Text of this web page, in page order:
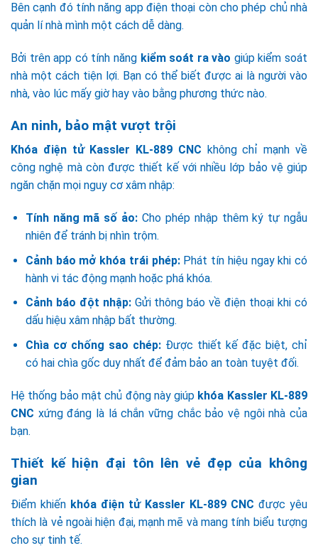
Bên cạnh đó tính năng app điện thoại còn cho phép chủ nhà
quản lí nhà mình một cách dễ dàng.
Bởi trên app có tính năng kiểm soát ra vào giúp kiểm soát
nhà một cách tiện lợi. Bạn có thể biết được ai là người vào
nhà, vào lúc mấy giờ hay vào bằng phương thức nào.
An ninh, bảo mật vượt trội
Khóa điện tử Kassler KL-889 CNC không chỉ mạnh về
công nghệ mà còn được thiết kế với nhiều lớp bảo vệ giúp
ngăn chặn mọi nguy cơ xâm nhập:
Tính năng mã số ảo: Cho phép nhập thêm ký tự ngẫu
nhiên để tránh bị nhìn trộm.
Cảnh báo mở khóa trái phép:Phát tín hiệu ngay khi có
hành vi tác động mạnh hoặc phá khóa.
Cảnh báo đột nhập:Gửi thông báo về điện thoại khi có
dấu hiệu xâm nhập bất thường.
Chìa cơ chống sao chép:Được thiết kế đặc biệt, chỉ
có hai chìa gốc duy nhất để đảm bảo an toàn tuyệt đối.
Hệ thống bảo mật chủ động này giúp khóa Kassler KL-889
CNC xứng đáng là lá chắn vững chắc bảo vệ ngôi nhà của
bạn.
Thiết kế hiện đại tôn lên vẻ đẹp của không
gian
Điểm khiến khóa điện tử Kassler KL-889 CNC được yêu
thích là vẻ ngoài hiện đại, mạnh mẽ và mang tính biểu tượng
cho sự tinh tế.